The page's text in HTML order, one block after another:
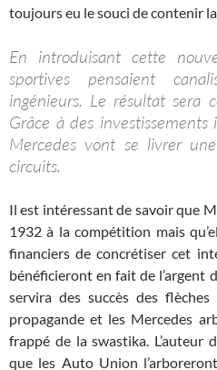
toujours eu le souci de contenir
En introduisant cette
sportives pensaient
ingénieurs. Le résultat sera
Grâce à des
Mercedes vont se livrer
circuits.
Il est intéressant de savoir que
1932 à la compétition mais
financiers de concrétiser cet
bénéficieront en fait de l’argent
servira des succès des
propagande et les Mercedes
frappé de la swastika. L’auteur
que les Auto Union